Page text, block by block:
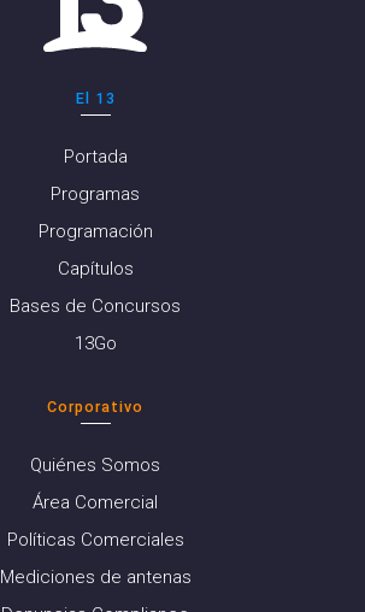
El 13
Portada
Programas
Programación
Capítulos
Bases de Concursos
13Go
Corporativo
Quiénes Somos
Área Comercial
Políticas Comerciales
Mediciones de antenas